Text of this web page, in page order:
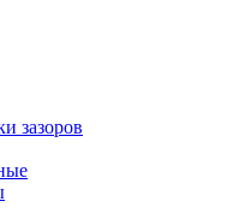
зазоров